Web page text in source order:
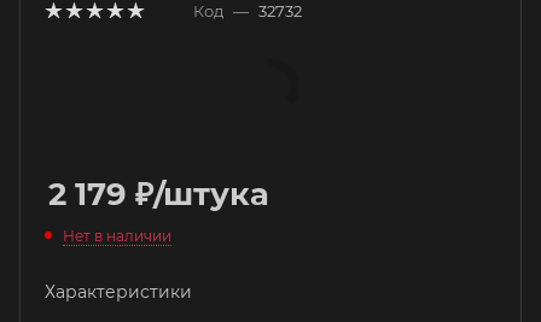
Код — 32732
2 179 ₽/штука
Нет в наличии
Характеристики